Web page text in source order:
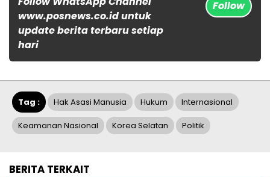
www.posnews.co.id untuk
update berita terbaru setiap
hari
Follow
Tag : Hak Asasi Manusia Hukum Internasional
Keamanan Nasional Korea Selatan Politik
BERITA TERKAIT